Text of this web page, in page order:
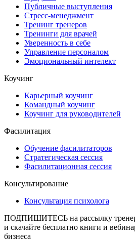
Публичные выступления
Стресс-менеджмент
Тренинг тренеров
Тренинги для врачей
Уверенность в себе
Управление персоналом
Эмоциональный интелект
Коучинг
Карьерный коучинг
Командный коучинг
Коучинг для руководителей
Фасилитация
Обучение фасилитаторов
Стратегическая сессия
Фасилитационная сессия
Консультирование
Консультация психолога
ПОДПИШИТЕСЬ на рассылку
и скачайте бесплатно книги и
бизнеса